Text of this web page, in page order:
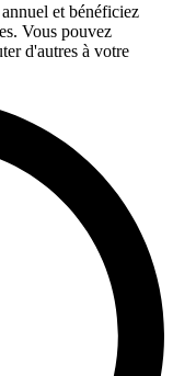
et bénéficiez
Vous pouvez
d'autres à votre